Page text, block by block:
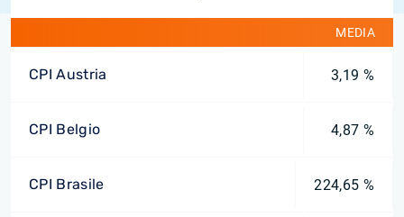
MEDIA
CPI Austria 3,19 %
CPI Belgio 4,87 %
CPI Brasile 224,65 %